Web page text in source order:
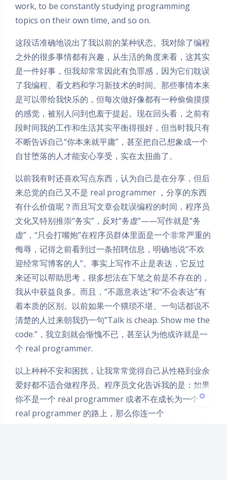
夜间模式
Sans Serif Serif
浅阴影 深阴影
work, to be constantly studying programming
topics on their own time, and so on.
这段话准确地说出了我以前的某种状态。我对除了编程
之外的很多事情都有兴趣，从生活的角度来看，这其实
是一件好事，但我却常常因此有负罪感，因为它们耽误
了我编程、看文档和学习新技术的时间。那些事情本来
是可以带给我快乐的，但每次做好像都有一种偷偷摸摸
的感觉，被别人问到也羞于提起。现在回头看，之前有
段时间我的工作和生活其实平衡得很好，但当时我只有
不断告诉自己“你本来就平庸”，甚至把自己想象成一个
自甘堕落的人才能安心享受，实在太扭曲了。
以前我有时还喜欢写点东西，认为自己是在分享，但后
来总觉的自己又不是 real programmer ，分享的东西
有什么价值呢？而且写文章会耽误编程的时间，程序员
文化又特别推崇“务实”，反对“务虚”——写作就是“务
虚”，“只会打嘴炮”在程序员群体里面是一个非常严重的
侮辱，记得之前看到过一条招聘信息，明确地说“不欢
迎经常写博客的人”。事实上写作不止是表达，它反过
来还可以帮助思考，很多想法在下笔之前是不存在的，
我从中获益良多。而且，“不愿意表达”和“不会表达”有
着本质的区别。以前如果一个猥琐不堪、一句话都说不
清楚的人过来朝我扔一句”Talk is cheap. Show me the
code.”，我立刻就会惭愧不已，甚至认为他或许就是一
个 real programmer.
以上种种不安和困扰，让我常常觉得自己从性格到业余
爱好都不适合做程序员。程序员文化告诉我的是：如果
你不是一个 real programmer 或者不在成长为一个
real programmer 的路上，那么你连一个
programmer 都不是。Hacker News 上针对 Jacob 演